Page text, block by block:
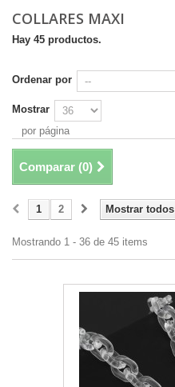
COLLARES MAXI
Hay 45 productos.
Ordenar por
Mostrar
por página
Comparar (0)
Mostrar todos
1 2
Mostrando 1 - 36 de 45 items